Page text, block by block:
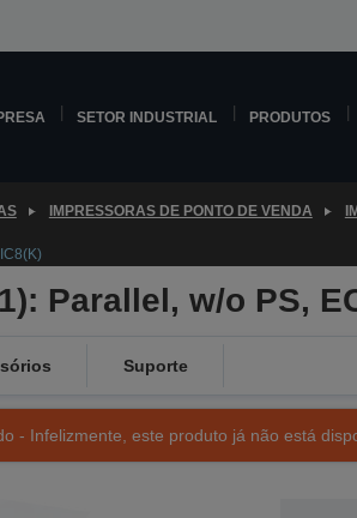
SETOR INDUSTRIAL PRODUTOS
IMPRESSORAS DE PONTO DE VENDA
Parallel, w/o PS,
Suporte
- Infelizmente, este produto já não está